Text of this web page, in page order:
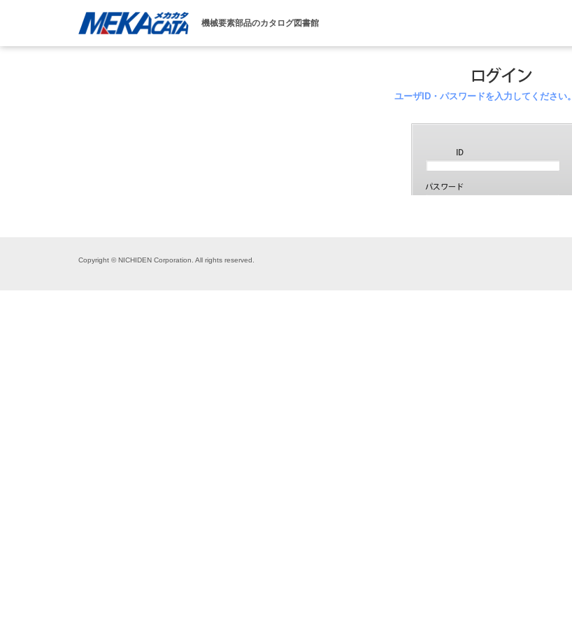
機械要素部品のカタログ図書館
ユーザID・パスワードを入力してください。
Copyright © NICHIDEN Corporation. All rights reserved.